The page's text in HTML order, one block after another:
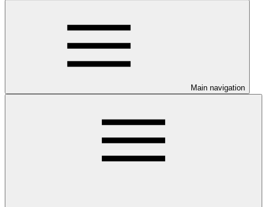
Main navigation